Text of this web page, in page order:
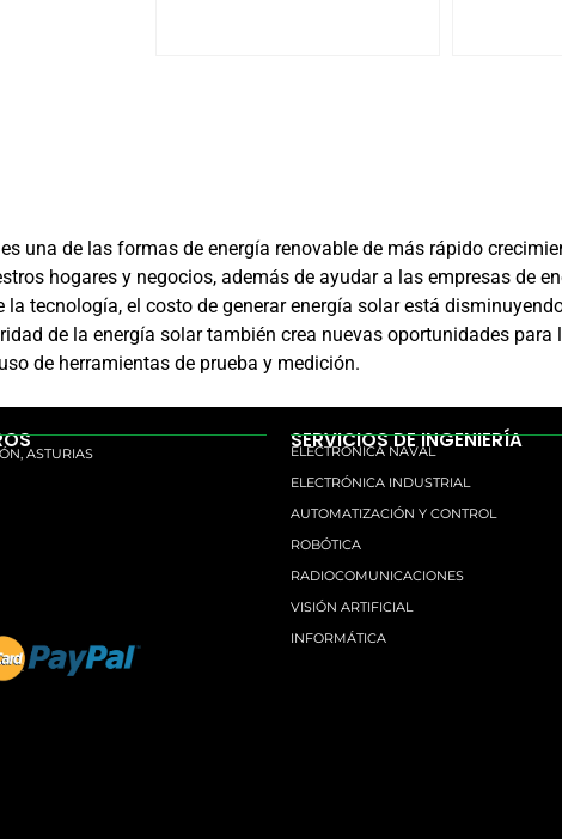
una de las formas de energía renovable de más rápido
hogares y negocios, además de ayudar a las empresas de
la tecnología, el costo de generar energía solar está
de la energía solar también crea nuevas oportunidades
de herramientas de prueba y medición.
ASTURIAS
SERVICIOS DE INGENIERÍA
ELECTRÓNICA NAVAL
ELECTRÓNICA INDUSTRIAL
AUTOMATIZACIÓN Y CONTROL
ROBÓTICA
RADIOCOMUNICACIONES
VISIÓN ARTIFICIAL
INFORMÁTICA